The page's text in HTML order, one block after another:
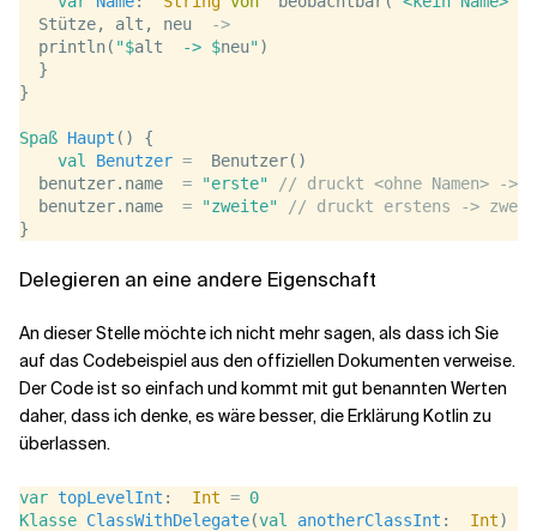
  Stütze, alt, neu
->
  println(
"$alt
  -> $
neu")
  }
}
Spaß Haupt () {
val
Benutzer =
  Benutzer()
  benutzer.name
= "erste"
// druckt <ohne Namen> ->
  benutzer.name
= "zweite"
// druckt erstens ->
}
Delegieren an eine andere Eigenschaft
An dieser Stelle möchte ich nicht mehr sagen, als dass ich Sie
auf das Codebeispiel aus den offiziellen Dokumenten verweise.
Der Code ist so einfach und kommt mit gut benannten Werten
daher, dass ich denke, es wäre besser, die Erklärung Kotlin zu
überlassen.
var topLevelInt : Int = 0
Klasse ClassWithDelegate(val anotherClassInt : Int)